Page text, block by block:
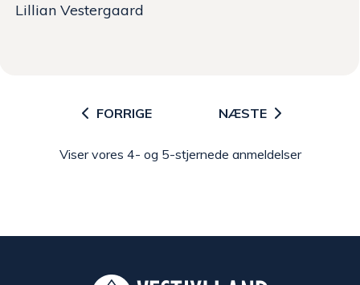
Lillian Vestergaard
FORRIGE NÆSTE
Viser vores 4- og 5-stjernede anmeldelser